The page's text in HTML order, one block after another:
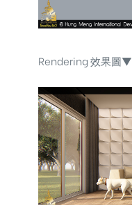
Rendering 效果圖▼